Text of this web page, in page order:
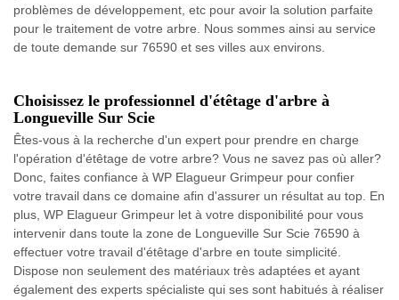
problèmes de développement, etc pour avoir la solution parfaite
pour le traitement de votre arbre. Nous sommes ainsi au service
de toute demande sur 76590 et ses villes aux environs.
Choisissez le professionnel d'étêtage d'arbre à
Longueville Sur Scie
Êtes-vous à la recherche d'un expert pour prendre en charge
l'opération d'étêtage de votre arbre? Vous ne savez pas où aller?
Donc, faites confiance à WP Elagueur Grimpeur pour confier
votre travail dans ce domaine afin d'assurer un résultat au top. En
plus, WP Elagueur Grimpeur let à votre disponibilité pour vous
intervenir dans toute la zone de Longueville Sur Scie 76590 à
effectuer votre travail d'étêtage d'arbre en toute simplicité.
Dispose non seulement des matériaux très adaptées et ayant
également des experts spécialiste qui ses sont habitués à réaliser